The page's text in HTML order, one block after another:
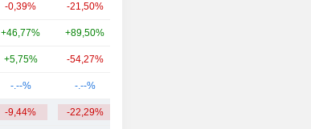
-0,39% -21,50%
+46,77% +89,50%
+5,75% -54,27%
-.--% -.--%
-9,44% -22,29%